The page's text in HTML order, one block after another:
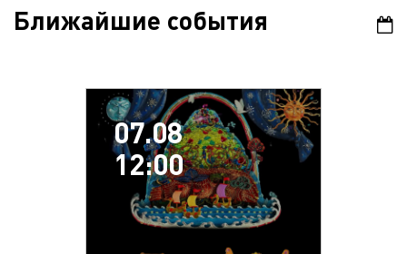
Ближайшие события
07.08
12:00